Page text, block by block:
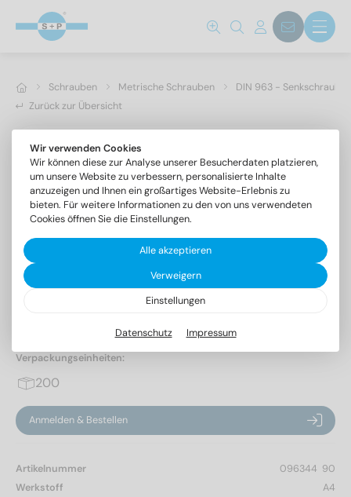
Schrauben Metrische Schrauben
DIN 963 -
Zurück zur Übersicht
DIN 963 A4 M 4X90
Senkschrauben mit Schlitz
Verpackungseinheiten:
200
Anmelden & Bestellen
Artikelnummer
096344  90
Werkstoff
A4
Wir verwenden Cookies
Wir können diese zur Analyse unserer Besucherdaten platzieren,
um unsere Website zu verbessern, personalisierte Inhalte
anzuzeigen und Ihnen ein großartiges Website-Erlebnis zu
bieten. Für weitere Informationen zu den von uns verwendeten
Cookies öffnen Sie die Einstellungen.
Alle akzeptieren
Verweigern
Einstellungen
Datenschutz Impressum